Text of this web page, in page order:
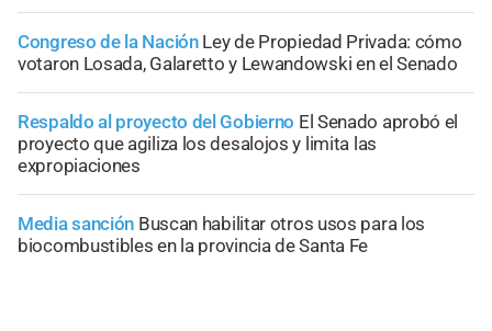
Congreso de la Nación Ley de Propiedad Privada: cómo
votaron Losada, Galaretto y Lewandowski en el Senado
Respaldo al proyecto del Gobierno El Senado aprobó el
proyecto que agiliza los desalojos y limita las
expropiaciones
Media sanción Buscan habilitar otros usos para los
biocombustibles en la provincia de Santa Fe